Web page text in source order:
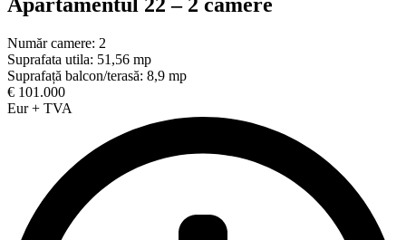
Număr camere: 2
Suprafata utila: 51,56 mp
Suprafață balcon/terasă: 8,9 mp
€ 101.000
Eur + TVA